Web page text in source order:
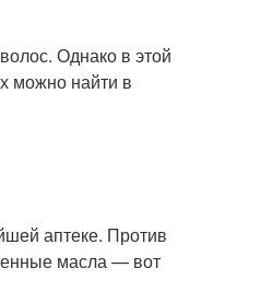
Однако в этой
можно найти в
аптеке. Против
масла — вот